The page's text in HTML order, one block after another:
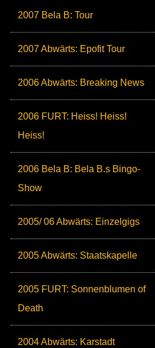
2007 Bela B: Tour
2007 Abwärts: Epofit Tour
2006 Abwärts: Breaking News
2006 FURT: Heiss! Heiss!
Heiss!
2006 Bela B: Bela B.s Bingo-
Show
2005/ 06 Abwärts: Einzelgigs
2005 Abwärts: Staatskapelle
2005 FURT: Sonnenblumen of
Death
2004 Abwärts: Karstadt